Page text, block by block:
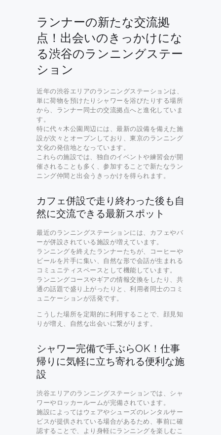
ランナーの新たな交流拠
点！出会いのきっかけにな
る渋谷のランニングステー
ション
近年の渋谷エリアのランニングステーションは、
単に荷物を預けたりシャワーを浴びたりする場所
から、ランナー同士の交流拠点へと進化していま
す。
特に代々木公園周辺には、最新の設備を備えた施
設が次々とオープンしており、東京のランニング
文化の発信地となっています。
これらの施設では、独自のイベントや練習会が開
催されることも多く、参加することで新たなラン
ニング仲間と出会うきっかけを得られます。
カフェ併設で走り終わった後も自
然に交流できる最新スポット
最近のランニングステーションには、カフェやバ
ーが併設されている施設が増えています。
ランニングを終えたランナーたちが、コーヒーや
ビールを片手に集い、自然な形で会話が生まれる
コミュニティスペースとして機能しています。
ランニングコースやギアの情報交換をしたり、共
通の話題で盛り上がったりと、利用者同士のコミ
ュニケーションが活発です。
こうした場所を定期的に利用することで、顔見知
りが増え、自然な出会いに繋がります。
シャワー完備で手ぶらOK！仕事
帰りに気軽に立ち寄れる便利な施
設
渋谷エリアのランニングステーションでは、シャ
ワーやロッカールームが完備されています。
施設によってはウェアやシューズのレンタルサー
ビスが提供されている場合があるため、事前に確
認することで、より身軽にランニングを楽しむこ